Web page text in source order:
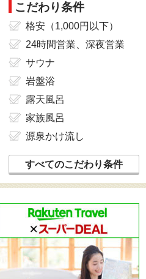
こだわり条件
格安（1,000円以下）
24時間営業、深夜営業
サウナ
岩盤浴
露天風呂
家族風呂
源泉かけ流し
すべてのこだわり条件